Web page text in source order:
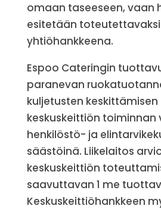
omaan taseeseen, vaan
esitetään toteutettavaksi
yhtiöhankkeena.
Espoo Cateringin
paranevan
kuljetusten
keskuskeittiön toiminnan
henkilöstö- ja
säästöinä. Liikelaitos
keskuskeittiön
saavuttavan 1 me
Keskuskeittiöhankkeen